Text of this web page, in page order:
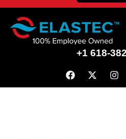
+1 618-